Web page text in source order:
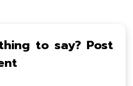
to say? Post